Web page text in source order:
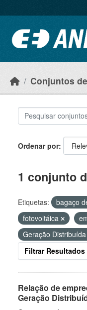
Conjuntos
Ordenar por
1 conjunto
Etiquetas: bagaço
fotovoltáica
Geração Distribuída
Filtrar Resultados
Relação de
Geração